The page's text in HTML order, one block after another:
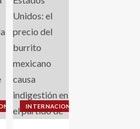
INTERNACIONALES